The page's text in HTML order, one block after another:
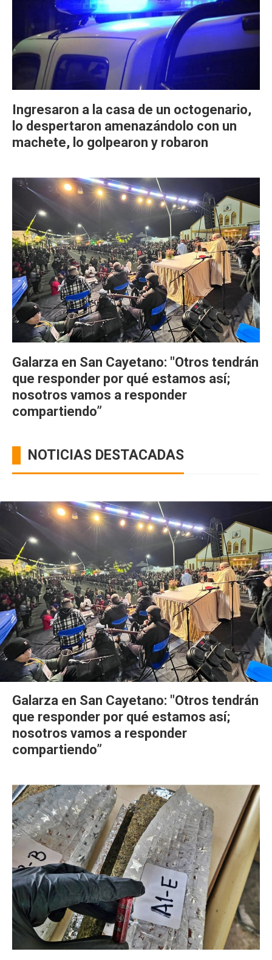
Ingresaron a la casa de un octogenario,
lo despertaron amenazándolo con un
machete, lo golpearon y robaron
Galarza en San Cayetano: "Otros tendrán
que responder por qué estamos así;
nosotros vamos a responder
compartiendo”
NOTICIAS DESTACADAS
Galarza en San Cayetano: "Otros tendrán
que responder por qué estamos así;
nosotros vamos a responder
compartiendo”